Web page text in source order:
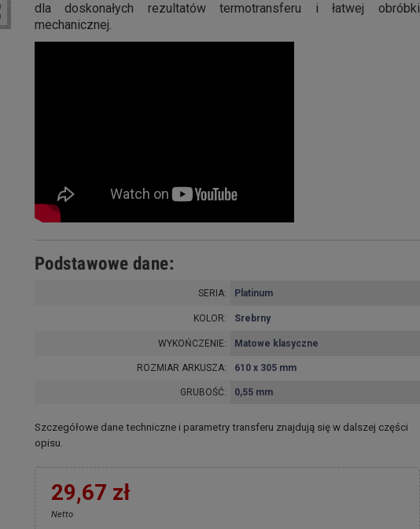
dla doskonałych rezultatów termotransferu i łatwej obróbki
mechanicznej.
Podstawowe dane:
SERIA: Platinum
KOLOR: Srebrny
WYKOŃCZENIE: Matowe klasyczne
ROZMIAR ARKUSZA: 610 x 305 mm
GRUBOŚĆ: 0,55 mm
Szczegółowe dane techniczne i parametry transferu znajdują się w dalszej części
opisu.
29,67 zł
Netto